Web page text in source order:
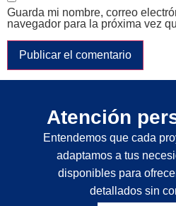
Guarda mi nombre, correo
navegador para la próxima vez
Atención
Entendemos que cada
adaptamos a tus
disponibles para
detallados sin